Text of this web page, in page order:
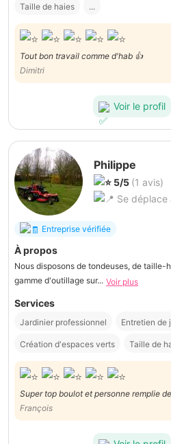
Taille de haies ...
Tout bon travail comme d'hab 👍
Dimitri
Voir le profil
Philippe
5/5 (1 avis)
Se déplace
Entreprise vérifiée
À propos
Nous disposons de tondeuses, de taille-
gamme d'outillage sur... Voir plus
Services
Jardinier professionnel Entretien de
Création d'espaces verts Taille de
François